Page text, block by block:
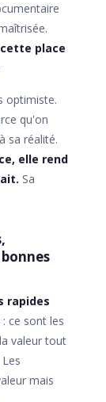
cette place
optimiste.
qu'on
sa réalité.
elle rend
Sa
rapides
ce sont les
valeur tout
mais